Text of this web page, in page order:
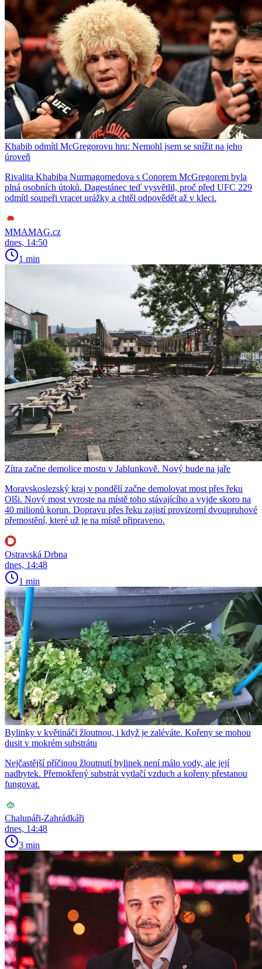
Khabib odmítl McGregorovu hru: Nemohl jsem se snížit na jeho
úroveň
Rivalita Khabiba Nurmagomedova s Conorem McGregorem byla
plná osobních útoků. Dagestánec teď vysvětlil, proč před UFC 229
odmítl soupeři vracet urážky a chtěl odpovědět až v kleci.
MMAMAG.cz
dnes, 14:50
1 min
Zítra začne demolice mostu v Jablunkově. Nový bude na jaře
Moravskoslezský kraj v pondělí začne demolovat most přes řeku
Olši. Nový most vyroste na místě toho stávajícího a vyjde skoro na
40 milionů korun. Dopravu přes řeku zajistí provizorní dvoupruhové
přemostění, které už je na místě připraveno.
Ostravská Drbna
dnes, 14:48
1 min
Bylinky v květináči žloutnou, i když je zaléváte. Kořeny se mohou
dusit v mokrém substrátu
Nejčastější příčinou žloutnutí bylinek není málo vody, ale její
nadbytek. Přemokřený substrát vytlačí vzduch a kořeny přestanou
fungovat.
Chalupáři-Zahrádkáři
dnes, 14:48
3 min